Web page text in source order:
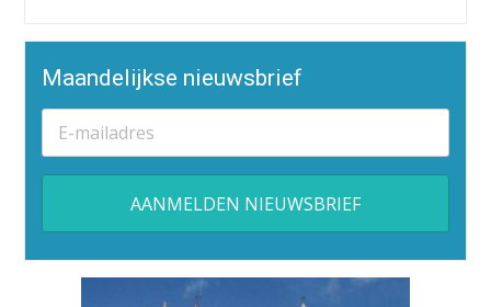
Maandelijkse nieuwsbrief
Alternative: